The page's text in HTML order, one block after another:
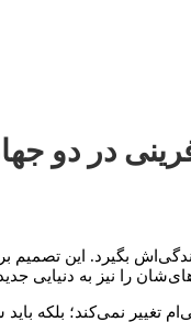
در دو
بگیرد. این تصمیم
را نیز به دنیایی
تغییر نمی‌کند؛ بلکه